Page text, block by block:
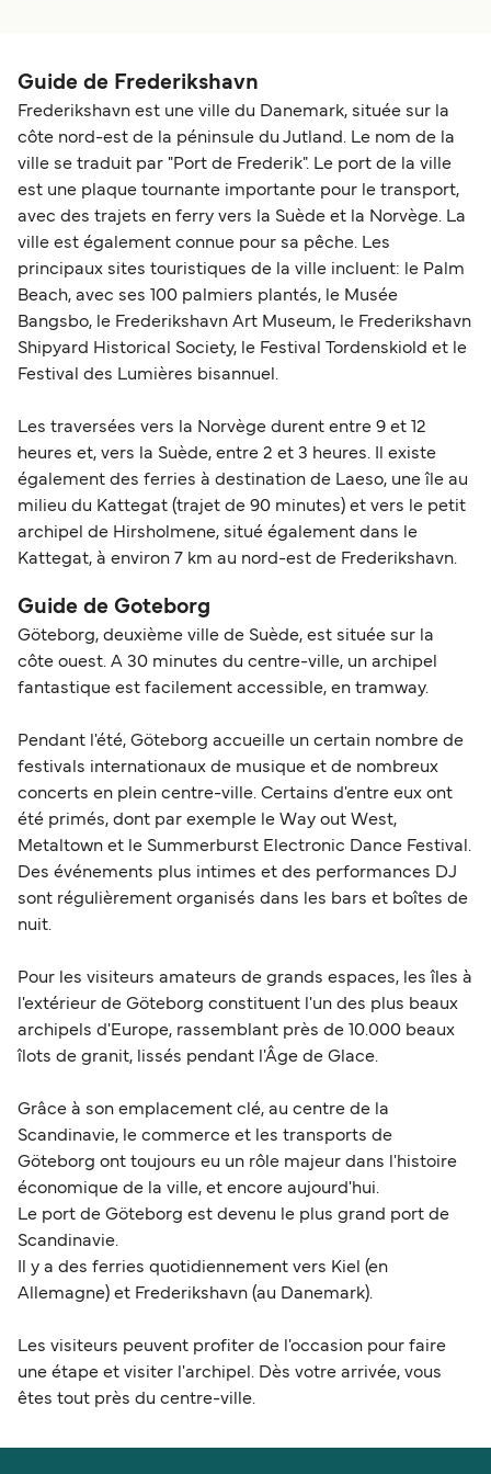
Guide de Frederikshavn
Frederikshavn est une ville du Danemark, située sur la
côte nord-est de la péninsule du Jutland. Le nom de la
ville se traduit par "Port de Frederik". Le port de la ville
est une plaque tournante importante pour le transport,
avec des trajets en ferry vers la Suède et la Norvège. La
ville est également connue pour sa pêche. Les
principaux sites touristiques de la ville incluent: le Palm
Beach, avec ses 100 palmiers plantés, le Musée
Bangsbo, le Frederikshavn Art Museum, le Frederikshavn
Shipyard Historical Society, le Festival Tordenskiold et le
Festival des Lumières bisannuel.
Les traversées vers la Norvège durent entre 9 et 12
heures et, vers la Suède, entre 2 et 3 heures. Il existe
également des ferries à destination de Laeso, une île au
milieu du Kattegat (trajet de 90 minutes) et vers le petit
archipel de Hirsholmene, situé également dans le
Kattegat, à environ 7 km au nord-est de Frederikshavn.
Guide de Goteborg
Göteborg, deuxième ville de Suède, est située sur la
côte ouest. A 30 minutes du centre-ville, un archipel
fantastique est facilement accessible, en tramway.
Pendant l'été, Göteborg accueille un certain nombre de
festivals internationaux de musique et de nombreux
concerts en plein centre-ville. Certains d'entre eux ont
été primés, dont par exemple le Way out West,
Metaltown et le Summerburst Electronic Dance Festival.
Des événements plus intimes et des performances DJ
sont régulièrement organisés dans les bars et boîtes de
nuit.
Pour les visiteurs amateurs de grands espaces, les îles à
l'extérieur de Göteborg constituent l'un des plus beaux
archipels d'Europe, rassemblant près de 10.000 beaux
îlots de granit, lissés pendant l'Âge de Glace.
Grâce à son emplacement clé, au centre de la
Scandinavie, le commerce et les transports de
Göteborg ont toujours eu un rôle majeur dans l'histoire
économique de la ville, et encore aujourd'hui.
Le port de Göteborg est devenu le plus grand port de
Scandinavie.
Il y a des ferries quotidiennement vers Kiel (en
Allemagne) et Frederikshavn (au Danemark).
Les visiteurs peuvent profiter de l'occasion pour faire
une étape et visiter l'archipel. Dès votre arrivée, vous
êtes tout près du centre-ville.